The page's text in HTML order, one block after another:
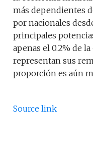
más dependientes
por nacionales
principales
apenas el 0.2% de
representan sus
proporción es aún
Source link